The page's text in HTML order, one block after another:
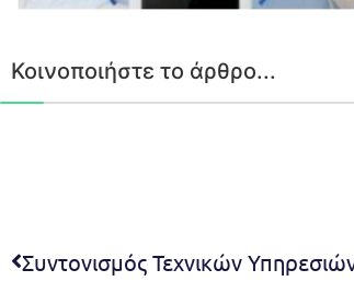
Κοινοποιήστε το άρθρο...